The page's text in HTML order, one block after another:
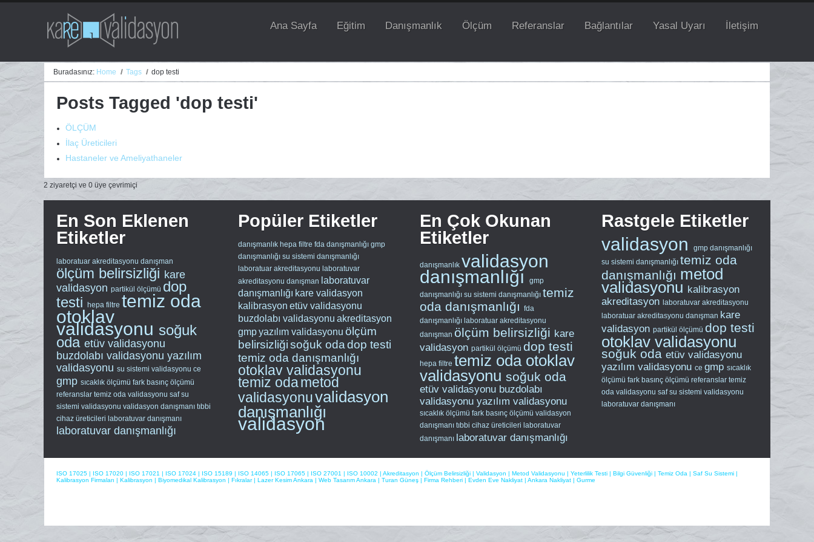
Ana Sayfa Eğitim Danışmanlık Ölçüm Referanslar Bağlantılar Yasal Uyarı İletişim
Buradasınız: Home Tags dop testi
Posts Tagged 'dop testi'
ÖLÇÜM
İlaç Üreticileri
Hastaneler ve Ameliyathaneler
2 ziyaretçi ve 0 üye çevrimiçi
En Son Eklenen
Etiketler
laboratuar akreditasyonu danışman
ölçüm belirsizliği kare
validasyon partikül ölçümü dop
testi
hepa filtre temiz oda
otoklav
validasyonu soğuk
oda etüv validasyonu
buzdolabı validasyonu yazılım
validasyonu su sistemi validasyonu ce
gmp sıcaklık ölçümü fark basınç ölçümü
referanslar temiz oda validasyonu saf su
sistemi validasyonu validasyon danışmanı tıbbi
cihaz üreticileri laboratuvar danışmanı
laboratuvar danışmanlığı
Popüler Etiketler
danışmanlık hepa filtre fda danışmanlığı gmp
danışmanlığı su sistemi danışmanlığı
laboratuar akreditasyonu laboratuvar
akreditasyonu danışman laboratuvar
danışmanlığı kare validasyon
kalibrasyon etüv validasyonu
buzdolabı validasyonu akreditasyon
gmpyazılım validasyonu ölçüm
belirsizliğisoğuk odadop testi
temiz oda danışmanlığı
otoklav validasyonu
temiz odametod
validasyonuvalidasyon
danışmanlığı
validasyon
En Çok Okunan
Etiketler
danışmanlık validasyon
danışmanlığı
gmp
danışmanlığı su sistemi danışmanlığı temiz
oda danışmanlığı fda
danışmanlığı laboratuar akreditasyonu
danışman ölçüm belirsizliği kare
validasyon partikül ölçümü dop testi
hepa filtre temiz oda otoklav
validasyonu soğuk oda
etüv validasyonu buzdolabı
validasyonu yazılım validasyonu
sıcaklık ölçümü fark basınç ölçümü validasyon
danışmanı tıbbi cihaz üreticileri laboratuvar
danışmanı laboratuvar danışmanlığı
Rastgele Etiketler
validasyon
gmp danışmanlığı
su sistemi danışmanlığı temiz oda
danışmanlığı metod
validasyonu kalibrasyon
akreditasyon laboratuvar akreditasyonu
laboratuar akreditasyonu danışman kare
validasyon partikül ölçümü dop testi
otoklav validasyonu
soğuk oda etüv validasyonu
yazılım validasyonu ce gmp sıcaklık
ölçümü fark basınç ölçümü referanslar temiz
oda validasyonu saf su sistemi validasyonu
laboratuvar danışmanı
ISO 17025 | ISO 17020 | ISO 17021 | ISO 17024 | ISO 15189 | ISO 14065 | ISO 17065 | ISO 27001 | ISO 10002 | Akreditasyon | Ölçüm Belirsizliği | Validasyon | Metod Validasyonu | Yeterlilik Testi | Bilgi Güvenliği | Temiz Oda | Saf Su Sistemi |
Kalibrasyon Firmaları | Kalibrasyon | Biyomedikal Kalibrasyon | Fıkralar| Lazer Kesim Ankara | Web Tasarım Ankara | Turan Güneş | Firma Rehberi | Evden Eve Nakliyat | Ankara Nakliyat | Gurme